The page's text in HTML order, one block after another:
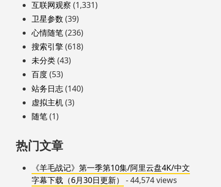
互联网观察 (1,331)
卫星参数 (39)
心情随笔(236)
搜索引擎(618)
未分类(43)
百度(53)
站务日志(140)
虚拟主机(3)
随笔(1)
热门文章
《羊毛战记》第一季第10集/阿里云盘4K/中文
字幕下载（6月30日更新）
- 44,574 views